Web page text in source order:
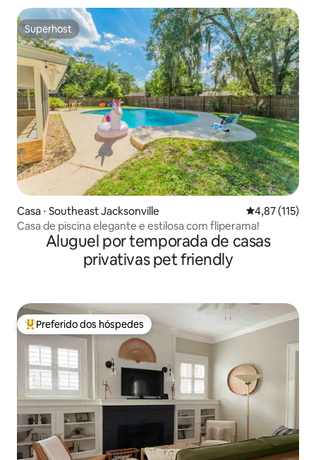
Superhost
Superhost
Casa ⋅ Southeast Jacksonville 4,87 de uma
4,87 (115)
Casa de piscina elegante e estilosa com fliperama!
Aluguel por temporada de casas
privativas pet friendly
Entre os melhores preferidos dos hóspedes
Preferido dos hóspedes